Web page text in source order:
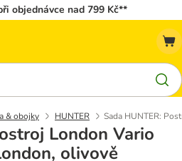
objednávce nad 799 Kč**
& obojky HUNTER Sada HUNTER:
London Vario
olivově